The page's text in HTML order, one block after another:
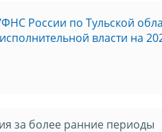
России по Тульской
власти на
за более ранние периоды